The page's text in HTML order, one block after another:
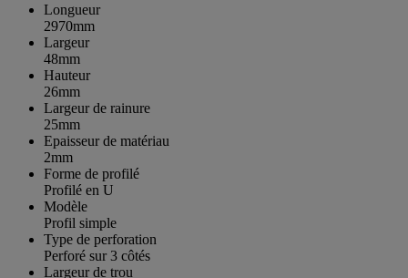
Longueur
2970mm
Largeur
48mm
Hauteur
26mm
Largeur de rainure
25mm
Epaisseur de matériau
2mm
Forme de profilé
Profilé en U
Modèle
Profil simple
Type de perforation
Perforé sur 3 côtés
Largeur de trou